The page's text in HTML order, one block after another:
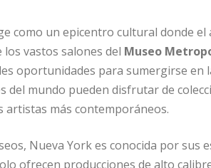
como un epicentro cultural donde
los vastos salones del Museo
oportunidades para sumergirse en
del mundo pueden disfrutar de
artistas más contemporáneos.
Nueva York es conocida por
ofrecen producciones de alto